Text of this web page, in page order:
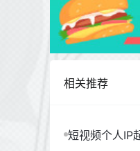
相关推荐
短视频个人IP